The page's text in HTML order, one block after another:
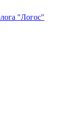
"Логос"